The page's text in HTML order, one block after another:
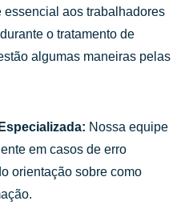
essencial aos trabalhadores
o tratamento de
algumas maneiras pelas
Nossa equipe
em casos de erro
orientação sobre como